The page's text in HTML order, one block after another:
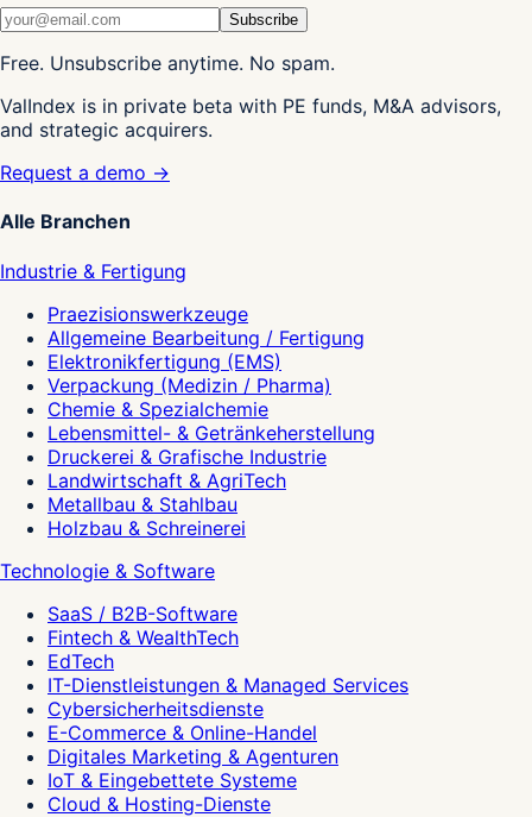
Subscribe
Free. Unsubscribe anytime. No spam.
ValIndex is in private beta with PE funds, M&A advisors,
and strategic acquirers.
Request a demo →
Alle Branchen
Industrie & Fertigung
Praezisionswerkzeuge
Allgemeine Bearbeitung / Fertigung
Elektronikfertigung (EMS)
Verpackung (Medizin / Pharma)
Chemie & Spezialchemie
Lebensmittel- & Getränkeherstellung
Druckerei & Grafische Industrie
Landwirtschaft & AgriTech
Metallbau & Stahlbau
Holzbau & Schreinerei
Technologie & Software
SaaS / B2B-Software
Fintech & WealthTech
EdTech
IT-Dienstleistungen & Managed Services
Cybersicherheitsdienste
E-Commerce & Online-Handel
Digitales Marketing & Agenturen
IoT & Eingebettete Systeme
Cloud & Hosting-Dienste